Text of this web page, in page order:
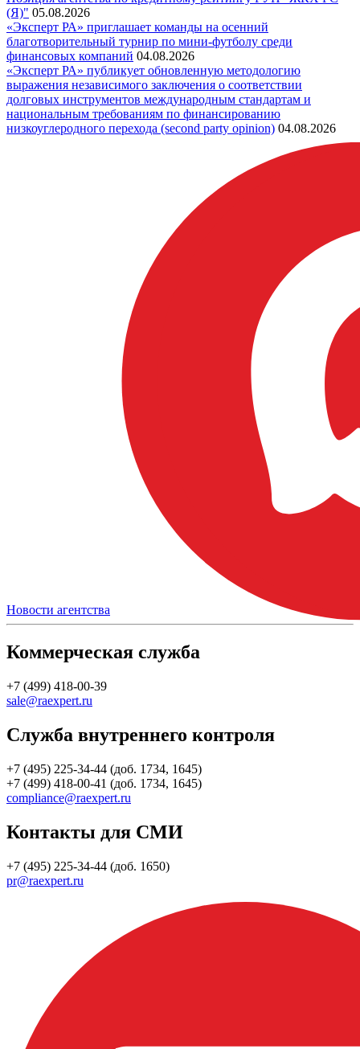
(Я)" 05.08.2026
«Эксперт РА» приглашает команды на осенний
благотворительный турнир по мини-футболу среди
финансовых компаний 04.08.2026
«Эксперт РА» публикует обновленную методологию
выражения независимого заключения о соответствии
долговых инструментов международным стандартам и
национальным требованиям по финансированию
низкоуглеродного перехода (second party opinion) 04.08.2026
Новости агентства
Коммерческая служба
+7 (499) 418-00-39
sale@raexpert.ru
Служба внутреннего контроля
+7 (495) 225-34-44 (доб. 1734, 1645)
+7 (499) 418-00-41 (доб. 1734, 1645)
compliance@raexpert.ru
Контакты для СМИ
+7 (495) 225-34-44 (доб. 1650)
pr@raexpert.ru